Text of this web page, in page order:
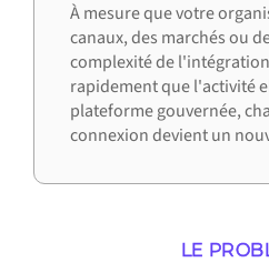
À mesure que votre
canaux, des marchés ou
complexité de
rapidement que l'activité
plateforme gouvernée,
connexion devient un
LE